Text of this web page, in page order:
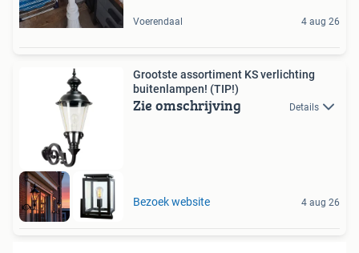
Voerendaal 4 aug 26
Grootste assortiment KS verlichting
buitenlampen! (TIP!)
Zie omschrijving Details
Bezoek website 4 aug 26